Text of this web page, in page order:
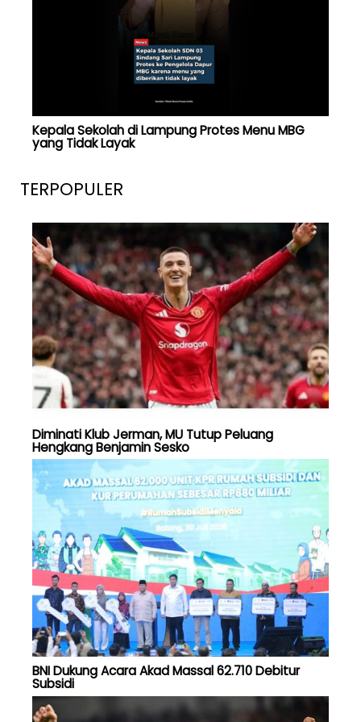
Kepala Sekolah di Lampung Protes Menu MBG
yang Tidak Layak
TERPOPULER
Diminati Klub Jerman, MU Tutup Peluang
Hengkang Benjamin Sesko
BNI Dukung Acara Akad Massal 62.710 Debitur
Subsidi